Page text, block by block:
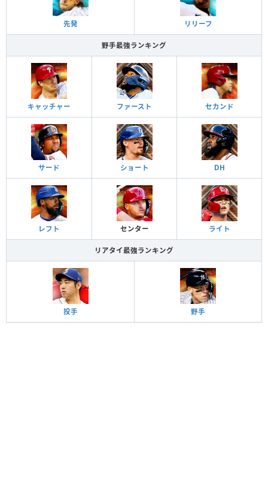
先発 リリーフ
野手最強ランキング
キャッチャー ファースト セカンド
サード ショート DH
レフト センター ライト
リアタイ最強ランキング
投手 野手